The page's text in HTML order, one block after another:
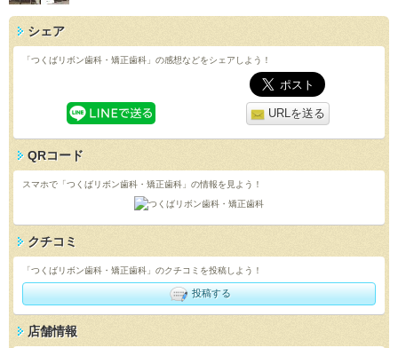
シェア
「つくばリボン歯科・矯正歯科」の感想などをシェアしよう！
URLを送る
QRコード
スマホで「つくばリボン歯科・矯正歯科」の情報を見よう！
クチコミ
「つくばリボン歯科・矯正歯科」のクチコミを投稿しよう！
投稿する
店舗情報